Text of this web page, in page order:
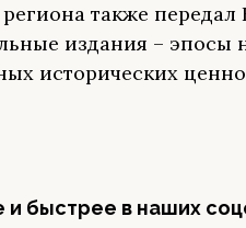
также
издания – эпосы
исторических
быстрее в наших